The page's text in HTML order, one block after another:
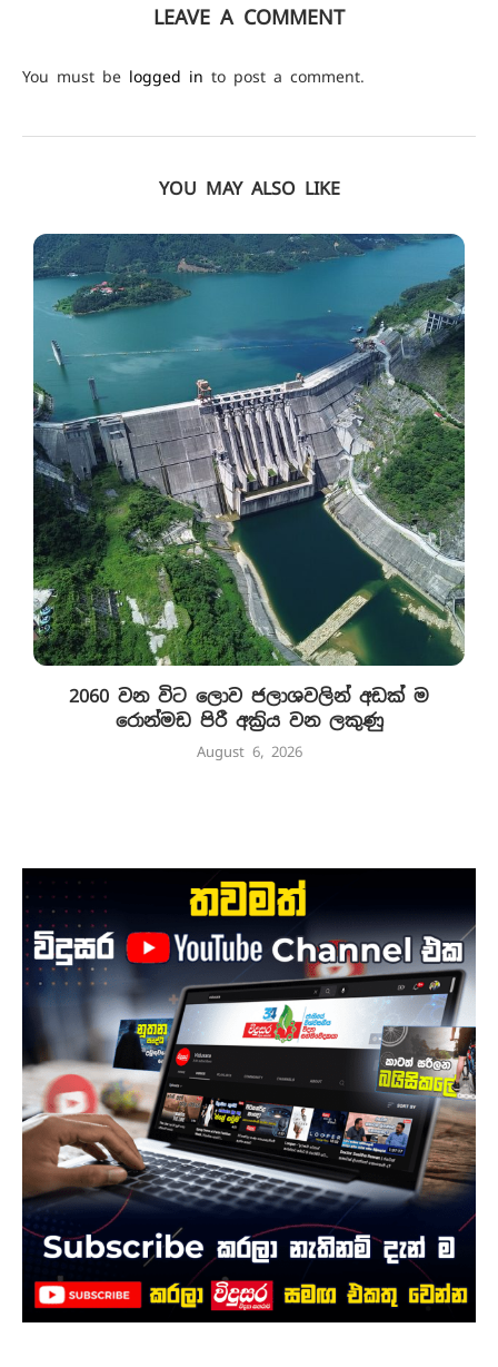
LEAVE A COMMENT
You must be logged in to post a comment.
YOU MAY ALSO LIKE
2060 වන විට ලොව ජලාශවලින් අඩක් ම
රොන්මඩ පිරී අක්‍රිය වන ලකුණු
August 6, 2026